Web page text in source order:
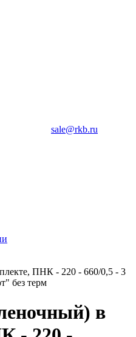
sale@rkb.ru
ПНК - 220 - 660/0,5 - 3
без терм
в